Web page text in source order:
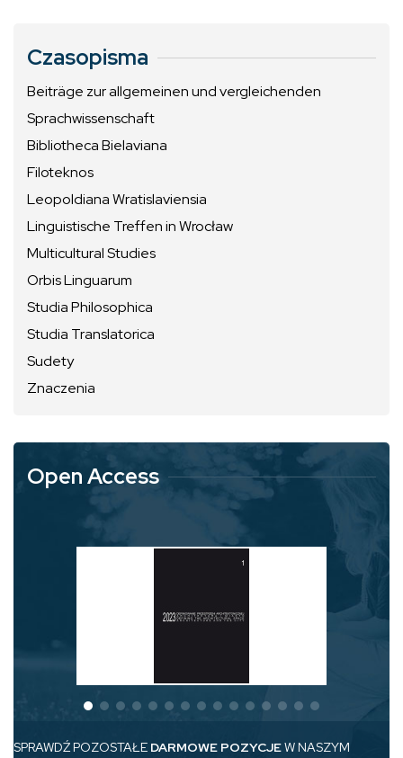
Czasopisma
Beiträge zur allgemeinen und vergleichenden
Sprachwissenschaft
Bibliotheca Bielaviana
Filoteknos
Leopoldiana Wratislaviensia
Linguistische Treffen in Wrocław
Multicultural Studies
Orbis Linguarum
Studia Philosophica
Studia Translatorica
Sudety
Znaczenia
Open Access
SPRAWDŹ POZOSTAŁE DARMOWE POZYCJEW NASZYM